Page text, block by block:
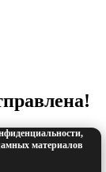
материалов